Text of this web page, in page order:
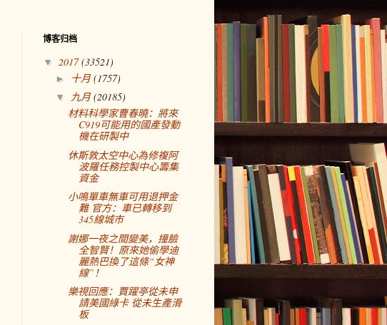
博客归档
▼ 2017(33521)
► 十月(1757)
▼ 九月(20185)
材料科學家曹春曉：將來
C919可能用的國產發動
機在研製中
休斯敦太空中心為修複阿
波羅任務控製中心籌集
資金
小鳴單車無車可用退押金
難 官方：車已轉移到
345線城市
謝娜一夜之間變美，撞臉
全智賢！原來她偷學迪
麗熱巴換了這條“女神
線”！
樂視回應：賈躍亭從未申
請美國綠卡 從未生產滑
板